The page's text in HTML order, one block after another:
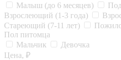
Малыш (до 6 месяцев)
Взрослеющий (1-3 года)
Стареющий (7-11 лет)
Пол питомца
Мальчик
Девочка
Цена, ₽